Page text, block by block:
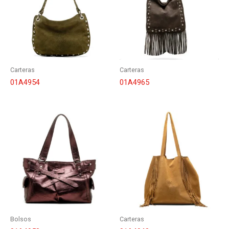
Carteras
01A4954
Carteras
01A4965
Bolsos Carteras